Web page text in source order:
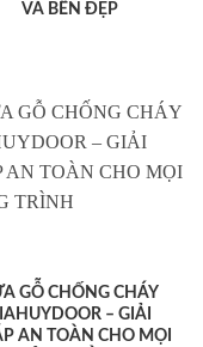
VÀ BỀN ĐẸP
GỖ CHỐNG CHÁY
– GIẢI
AN TOÀN CHO MỌI